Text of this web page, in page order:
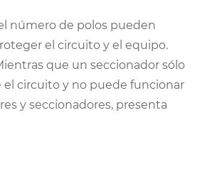
número de polos pueden
el circuito y el equipo.
que un seccionador sólo
circuito y no puede funcionar
y seccionadores, presenta